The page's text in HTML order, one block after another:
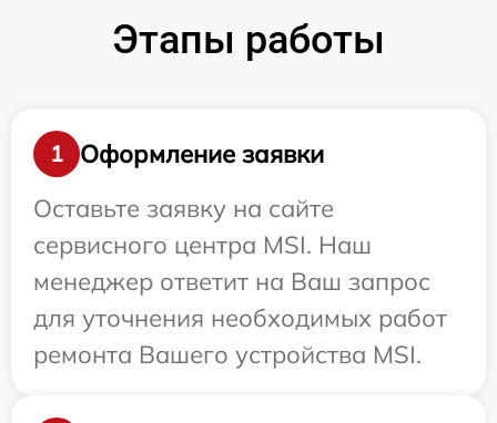
Этапы работы
1
Оформление заявки
Оставьте заявку на сайте
сервисного центра MSI. Наш
менеджер ответит на Ваш запрос
для уточнения необходимых работ
ремонта Вашего устройства MSI.